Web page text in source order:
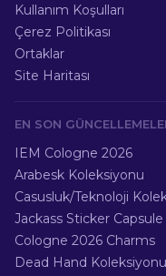
Kullanım Koşulları
Çerez Politikası
Ortaklar
Site Haritası
EN SON
IEM Cologne 2026
Arabesk Koleksiyonu
Casusluk/Teknoloji
Jackass Sticker Capsule
Cologne 2026 Charms
Dead Hand Koleksiyonu